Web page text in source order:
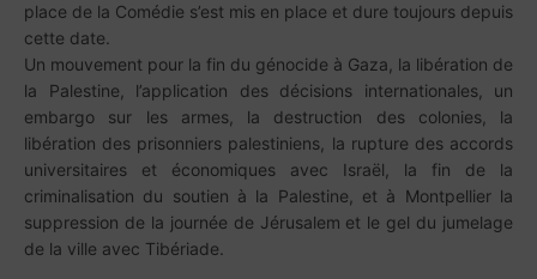
place de la Comédie s’est mis en place et dure toujours depuis
cette date.
Un mouvement pour la fin du génocide à Gaza, la libération de
la Palestine, l’application des décisions internationales, un
embargo sur les armes, la destruction des colonies, la
libération des prisonniers palestiniens, la rupture des accords
universitaires et économiques avec Israël, la fin de la
criminalisation du soutien à la Palestine, et à Montpellier la
suppression de la journée de Jérusalem et le gel du jumelage
de la ville avec Tibériade.